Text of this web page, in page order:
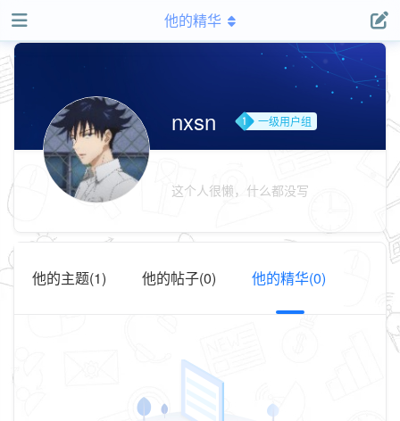
他的精华
nxsn 一级用户组
这个人很懒，什么都没写
他的主题(1) 他的帖子(0) 他的精华(0)